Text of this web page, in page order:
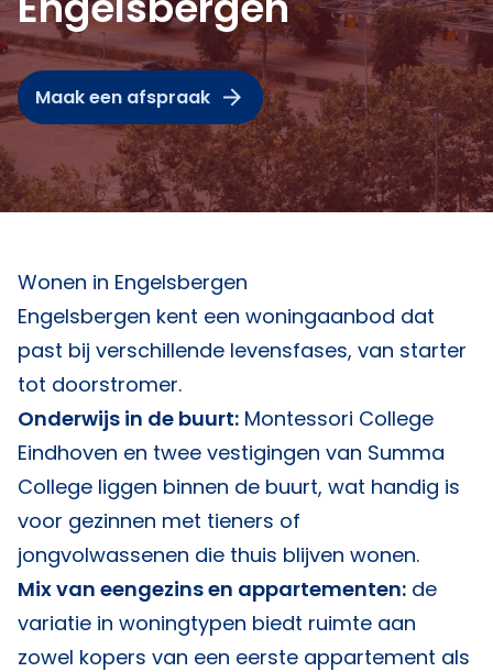
Maak een afspraak
Wonen in Engelsbergen
Engelsbergen kent een woningaanbod dat
past bij verschillende levensfases, van starter
tot doorstromer.
Onderwijs in de buurt: Montessori College
Eindhoven en twee vestigingen van Summa
College liggen binnen de buurt, wat handig is
voor gezinnen met tieners of
jongvolwassenen die thuis blijven wonen.
Mix van eengezins en appartementen: de
variatie in woningtypen biedt ruimte aan
zowel kopers van een eerste appartement als